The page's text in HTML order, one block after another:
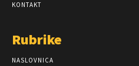
KONTAKT
Rubrike
NASLOVNICA